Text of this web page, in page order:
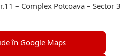
– Complex Potcoava – Sector 3
în Google Maps